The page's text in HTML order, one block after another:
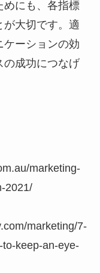
めにも、各指標
が大切です。適
ケーションの効
の成功につなげ
marketing-
2021/
marketing/7-
keep-an-eye-